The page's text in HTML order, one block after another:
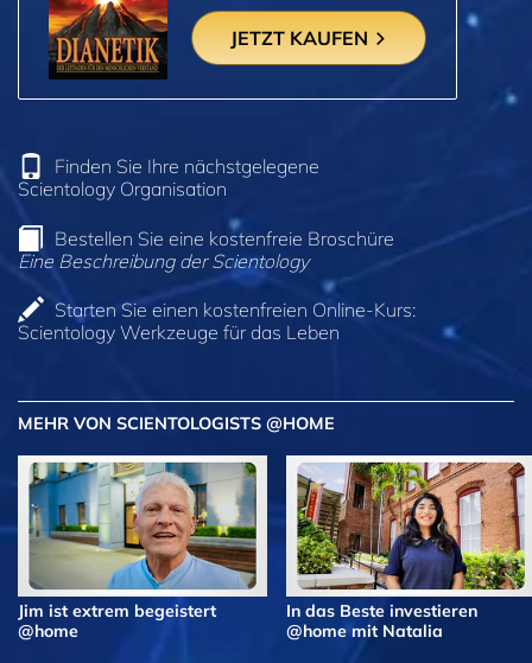
JETZT KAUFEN
Finden Sie Ihre nächstgelegene
Scientology Organisation
Bestellen Sie eine kostenfreie Broschüre
Eine Beschreibung der Scientology
Starten Sie einen kostenfreien Online-Kurs:
Scientology Werkzeuge für das Leben
MEHR VON SCIENTOLOGISTS @HOME
Jim ist extrem begeistert
@home
In das Beste investieren
@home mit Natalia